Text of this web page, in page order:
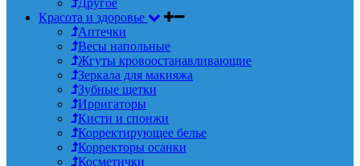
Красота и здоровье
Аптечки
Весы напольные
Жгуты кровоостанавливающие
Зеркала для макияжа
Зубные щетки
Ирригаторы
Кисти и спонжи
Корректирующее белье
Корректоры осанки
Косметички